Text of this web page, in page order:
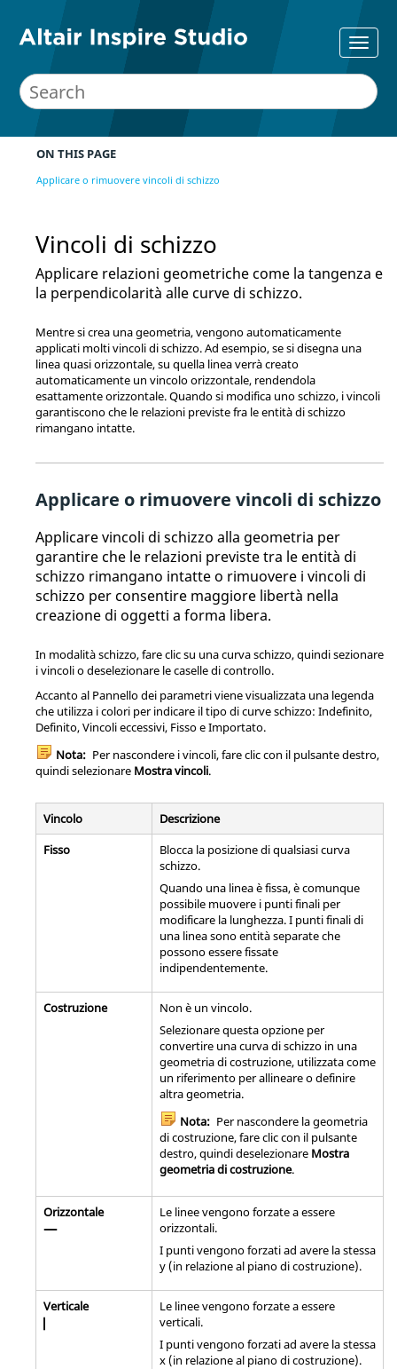
ON THIS PAGE
Applicare o rimuovere vincoli di schizzo
Vincoli di schizzo
Applicare relazioni geometriche come la tangenza e
la perpendicolarità alle curve di schizzo.
Mentre si crea una geometria, vengono automaticamente
applicati molti vincoli di schizzo. Ad esempio, se si disegna una
linea quasi orizzontale, su quella linea verrà creato
automaticamente un vincolo orizzontale, rendendola
esattamente orizzontale. Quando si modifica uno schizzo, i vincoli
garantiscono che le relazioni previste fra le entità di schizzo
rimangano intatte.
Applicare o rimuovere vincoli di schizzo
Applicare vincoli di schizzo alla geometria per
garantire che le relazioni previste tra le entità di
schizzo rimangano intatte o rimuovere i vincoli di
schizzo per consentire maggiore libertà nella
creazione di oggetti a forma libera.
In modalità schizzo, fare clic su una curva schizzo, quindi sezionare
i vincoli o deselezionare le caselle di controllo.
Accanto al Pannello dei parametri viene visualizzata una legenda
che utilizza i colori per indicare il tipo di curve schizzo: Indefinito,
Definito, Vincoli eccessivi, Fisso e Importato.
Nota: Per nascondere i vincoli, fare clic con il pulsante destro,
quindi selezionare Mostra vincoli.
Vincolo
Descrizione
Fisso
Blocca la posizione di qualsiasi curva
schizzo.
Quando una linea è fissa, è comunque
possibile muovere i punti finali per
modificare la lunghezza. I punti finali di
una linea sono entità separate che
possono essere fissate
indipendentemente.
Costruzione
Non è un vincolo.
Selezionare questa opzione per
convertire una curva di schizzo in una
geometria di costruzione, utilizzata come
un riferimento per allineare o definire
altra geometria.
Nota: Per nascondere la geometria
di costruzione, fare clic con il pulsante
destro, quindi deselezionare Mostra
geometria di costruzione.
Orizzontale
Le linee vengono forzate a essere
orizzontali.
I punti vengono forzati ad avere la stessa
y (in relazione al piano di costruzione).
Verticale
Le linee vengono forzate a essere
verticali.
I punti vengono forzati ad avere la stessa
x (in relazione al piano di costruzione).